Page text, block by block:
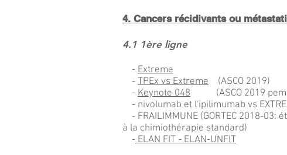
4. Cancers récidivants ou
4.1 1ère ligne
- Extreme
- TPEx vs Extreme (ASCO 2019)
- Keynote 048
(ASCO 2019
- nivolumab et l'ipilimumab vs
- FRAILIMMUNE (GORTEC 2018-
à la chimiothérapie standard)
-ELAN FIT - ELAN-UNFIT